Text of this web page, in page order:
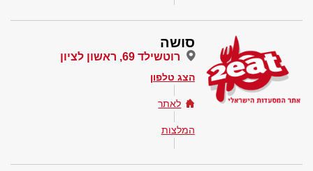
סושה
רוטשילד 69, ראשון לציון
הצג טלפון
לאתר
המלצות